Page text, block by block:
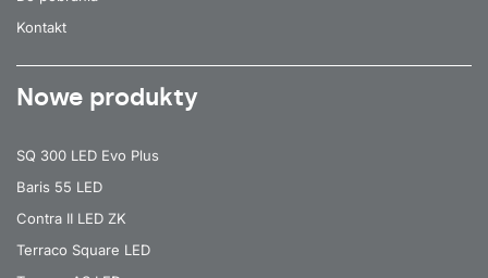
Kontakt
Nowe produkty
SQ 300 LED Evo Plus
Baris 55 LED
Contra II LED ZK
Terraco Square LED